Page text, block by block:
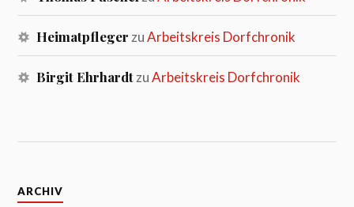
Heimatpfleger zuArbeitskreis Dorfchronik
Birgit EhrhardtzuArbeitskreis Dorfchronik
ARCHIV